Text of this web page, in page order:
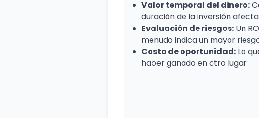
Valor temporal del dinero:
duración de la inversión afecta
Evaluación de riesgos: Un
menudo indica un mayor
Costo de oportunidad: Lo
haber ganado en otro lugar